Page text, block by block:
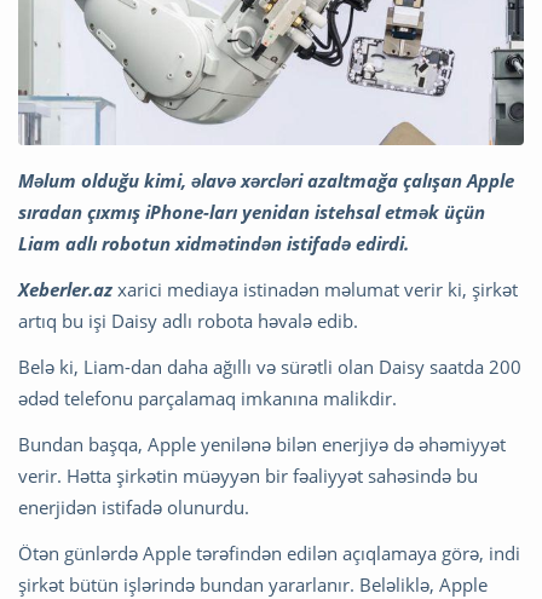
Məlum olduğu kimi, əlavə xərcləri azaltmağa çalışan Apple
sıradan çıxmış iPhone-ları yenidan istehsal etmək üçün
Liam adlı robotun xidmətindən istifadə edirdi.
Xeberler.az xarici mediaya istinadən məlumat verir ki, şirkət
artıq bu işi Daisy adlı robota həvalə edib.
Belə ki, Liam-dan daha ağıllı və sürətli olan Daisy saatda 200
ədəd telefonu parçalamaq imkanına malikdir.
Bundan başqa, Apple yenilənə bilən enerjiyə də əhəmiyyət
verir. Hətta şirkətin müəyyən bir fəaliyyət sahəsində bu
enerjidən istifadə olunurdu.
Ötən günlərdə Apple tərəfindən edilən açıqlamaya görə, indi
şirkət bütün işlərində bundan yararlanır. Beləliklə, Apple